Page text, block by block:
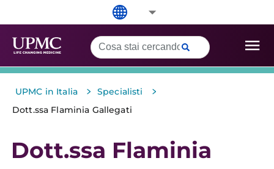
UPMC in Italia > Specialisti >
Dott.ssa Flaminia Gallegati
Dott.ssa Flaminia